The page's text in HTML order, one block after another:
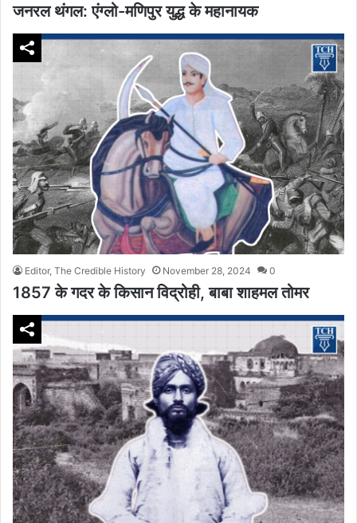
जनरल थंगल: एंग्लो-मणिपुर युद्ध के महानायक
Editor, The Credible History November 28, 2024 0
1857 के गदर के किसान विद्रोही, बाबा शाहमल तोमर